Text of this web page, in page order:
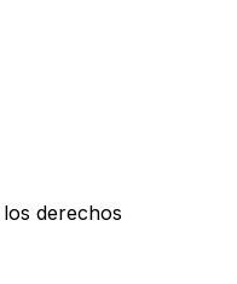
derechos